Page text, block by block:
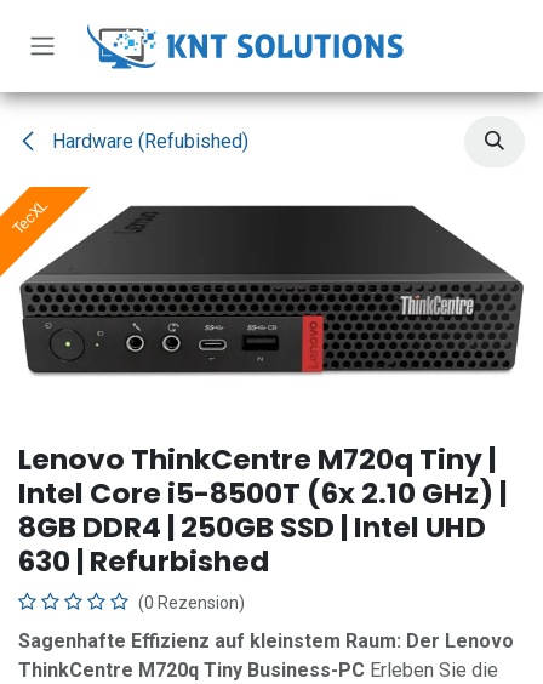
Hardware (Refubished)
TecXL
Lenovo ThinkCentre M720q Tiny |
Intel Core i5-8500T (6x 2.10 GHz) |
8GB DDR4 | 250GB SSD | Intel UHD
630 | Refurbished
(0 Rezension)
Sagenhafte Effizienz auf kleinstem Raum: Der Lenovo
ThinkCentre M720q Tiny Business-PC Erleben Sie die